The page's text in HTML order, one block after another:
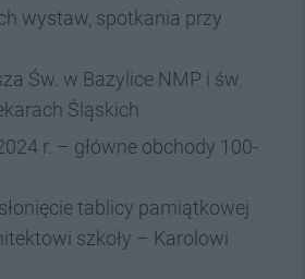
wystaw, spotkania przy
Św. w Bazylice NMP i św.
Śląskich
r. – główne obchody 100-
tablicy pamiątkowej
szkoły – Karolowi